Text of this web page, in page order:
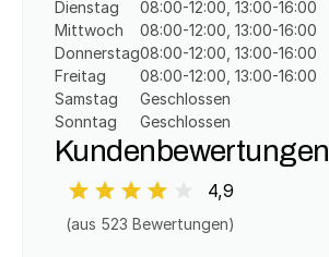
Dienstag
Mittwoch
Donnerstag
Freitag
Samstag
Sonntag
08:00-12:00, 13:00-16:00
08:00-12:00, 13:00-16:00
08:00-12:00, 13:00-16:00
08:00-12:00, 13:00-16:00
Geschlossen
Geschlossen
Kundenbewertungen
4,9
(aus 523 Bewertungen)